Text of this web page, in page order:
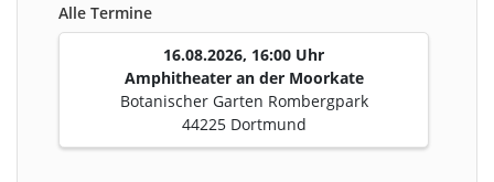
Alle Termine
16.08.2026, 16:00 Uhr
Amphitheater an der Moorkate
Botanischer Garten Rombergpark
44225 Dortmund